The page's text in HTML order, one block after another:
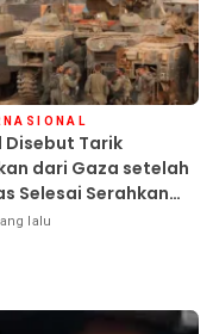
Disebut Tarik
dari Gaza setelah
Selesai Serahkan
lalu